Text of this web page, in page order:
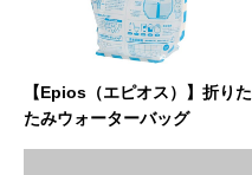
【Epios（エピオス）】折りた
たみウォーターバッグ